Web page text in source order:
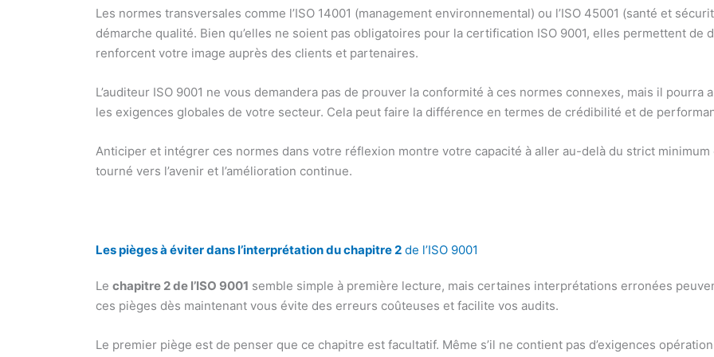
Les normes transversales comme l’ISO 14001 (management environnemental) ou l’ISO 45001 (santé et
démarche qualité. Bien qu’elles ne soient pas obligatoires pour la certification ISO 9001, elles permettent
renforcent votre image auprès des clients et partenaires.
L’auditeur ISO 9001 ne vous demandera pas de prouver la conformité à ces normes connexes, mais il
les exigences globales de votre secteur. Cela peut faire la différence en termes de crédibilité et de
Anticiper et intégrer ces normes dans votre réflexion montre votre capacité à aller au-delà du strict
tourné vers l’avenir et l’amélioration continue.
Les pièges à éviter dans l’interprétation du chapitre 2 de l’ISO 9001
Lechapitre 2 de l’ISO 9001 semble simple à première lecture, mais certaines interprétations erronées
ces pièges dès maintenant vous évite des erreurs coûteuses et facilite vos audits.
Le premier piège est de penser que ce chapitre est facultatif. Même s’il ne contient pas d’exigences